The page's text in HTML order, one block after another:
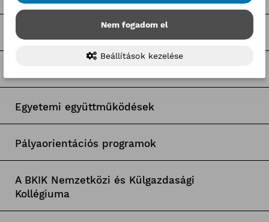
Tagozati hírek
Egyetemi együttműködések
Pályaorientációs programok
A BKIK Nemzetközi és Külgazdasági
Kollégiuma
Nem fogadom el
Beállítások kezelése